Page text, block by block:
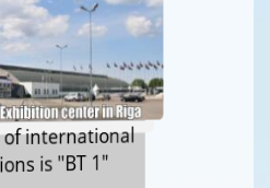
international
is "BT 1"